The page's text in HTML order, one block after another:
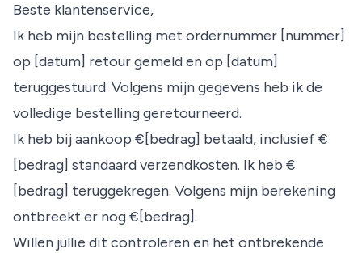
Beste klantenservice,
Ik heb mijn bestelling met ordernummer [nummer]
op [datum] retour gemeld en op [datum]
teruggestuurd. Volgens mijn gegevens heb ik de
volledige bestelling geretourneerd.
Ik heb bij aankoop €[bedrag] betaald, inclusief €
[bedrag] standaard verzendkosten. Ik heb €
[bedrag] teruggekregen. Volgens mijn berekening
ontbreekt er nog €[bedrag].
Willen jullie dit controleren en het ontbrekende